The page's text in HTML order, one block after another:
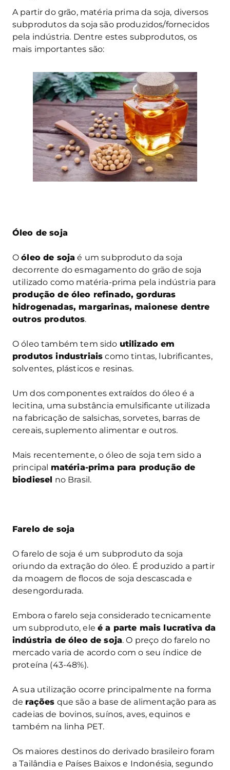
A partir do grão, matéria prima da soja, diversos
subprodutos da soja são produzidos/fornecidos
pela indústria. Dentre estes subprodutos, os
mais importantes são:
Óleo de soja
Oóleo de soja é um subproduto da soja
decorrente do esmagamento do grão de soja
utilizado como matéria-prima pela indústria para
produção de óleo refinado, gorduras
hidrogenadas, margarinas, maionese dentre
outros produtos.
O óleo também tem sido utilizado em
produtos industriais como tintas, lubrificantes,
solventes, plásticos e resinas.
Um dos componentes extraídos do óleo é a
lecitina, uma substância emulsificante utilizada
na fabricação de salsichas, sorvetes, barras de
cereais, suplemento alimentar e outros.
Mais recentemente, o óleo de soja tem sido a
principal matéria-prima para produção de
biodiesel no Brasil.
Farelo de soja
O farelo de soja é um subproduto da soja
oriundo da extração do óleo. É produzido a partir
da moagem de flocos de soja descascada e
desengordurada.
Embora o farelo seja considerado tecnicamente
um subproduto, eleé a parte mais lucrativa da
indústria de óleo de soja. O preço do farelo no
mercado varia de acordo com o seu índice de
proteína (43-48%).
A sua utilização ocorre principalmente na forma
de rações que são a base de alimentação para as
cadeias de bovinos, suínos, aves, equinos e
também na linha PET.
Os maiores destinos do derivado brasileiro foram
a Tailândia e Países Baixos e Indonésia, segundo